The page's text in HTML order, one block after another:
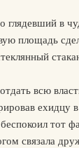
глядевший в
площадь
всю
ехидцу
тот
связала